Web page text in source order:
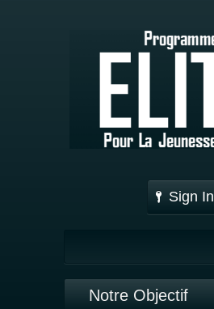
Sign In
Notre Objectif